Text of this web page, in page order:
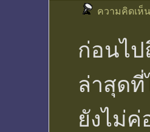
ความคิดเห็
ก่อนไป
ล่าสุดที่
ยังไม่ค่